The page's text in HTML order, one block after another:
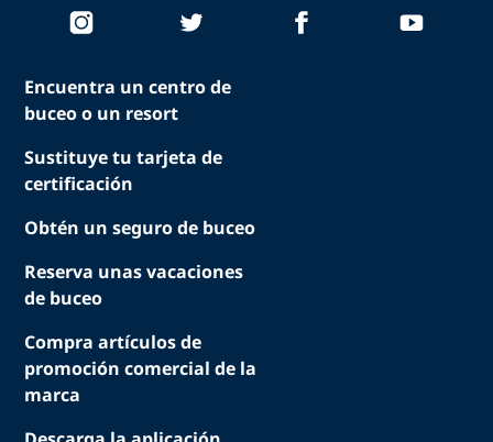
Encuentra un centro de
buceo o un resort
Sustituye tu tarjeta de
certificación
Obtén un seguro de buceo
Reserva unas vacaciones
de buceo
Compra artículos de
promoción comercial de la
marca